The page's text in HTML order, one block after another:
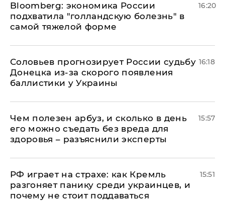
Bloomberg: экономика России
подхватила "голландскую болезнь" в
самой тяжелой форме
16:20
Соловьев прогнозирует России судьбу
Донецка из-за скорого появления
баллистики у Украины
16:18
Чем полезен арбуз, и сколько в день
его можно съедать без вреда для
здоровья – разъяснили эксперты
15:57
РФ играет на страхе: как Кремль
разгоняет панику среди украинцев, и
почему не стоит поддаваться
15:51